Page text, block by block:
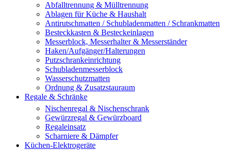
Abfalltrennung & Mülltrennung
Ablagen für Küche & Haushalt
Antirutschmatten / Schubladenmatten / Schrankmatten
Besteckkasten & Besteckeinlagen
Messerblock, Messerhalter & Messerständer
Haken/Aufgänger/Halterungen
Putzschrankeinrichtung
Schubladenmesserblock
Wasserschutzmatten
Ordnung & Zusatzstauraum
Regale & Schränke
Nischenregal & Nischenschrank
Gewürzregal & Gewürzboard
Regaleinsatz
Scharniere & Dämpfer
Küchen-Elektrogeräte